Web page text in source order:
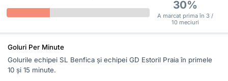
30%
A marcat prima în 3 /
10 meciuri
Goluri Per Minute
Golurile echipei SL Benfica și echipei GD Estoril Praia în primele
10 și 15 minute.